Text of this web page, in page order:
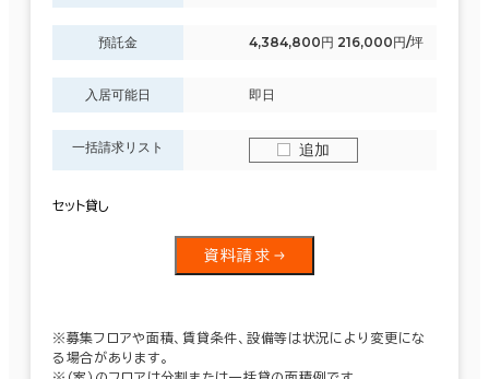
預託金 4,384,800円 216,000円/坪
入居可能日 即日
一括請求リスト 追加
セット貸し
資料請求
※募集フロアや面積、賃貸条件、設備等は状況により変更にな
る場合があります。